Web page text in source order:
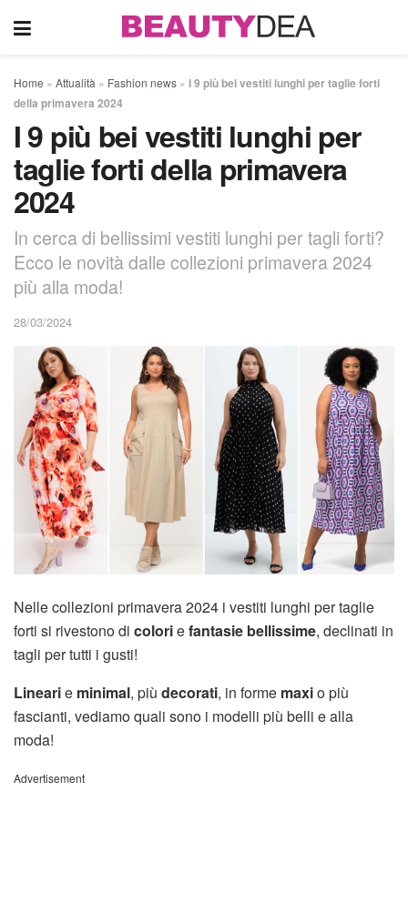
Home » Attualità » Fashion news » I 9 più bei vestiti lunghi per taglie forti
della primavera 2024
I 9 più bei vestiti lunghi per
taglie forti della primavera
2024
In cerca di bellissimi vestiti lunghi per tagli forti?
Ecco le novità dalle collezioni primavera 2024
più alla moda!
28/03/2024
Nelle collezioni primavera 2024 i vestiti lunghi per taglie
forti si rivestono di coloriefantasie bellissime, declinati in
tagli per tutti i gusti!
Linearie minimal, più decorati, in forme maxio più
fascianti, vediamo quali sono i modelli più belli e alla
moda!
Advertisement